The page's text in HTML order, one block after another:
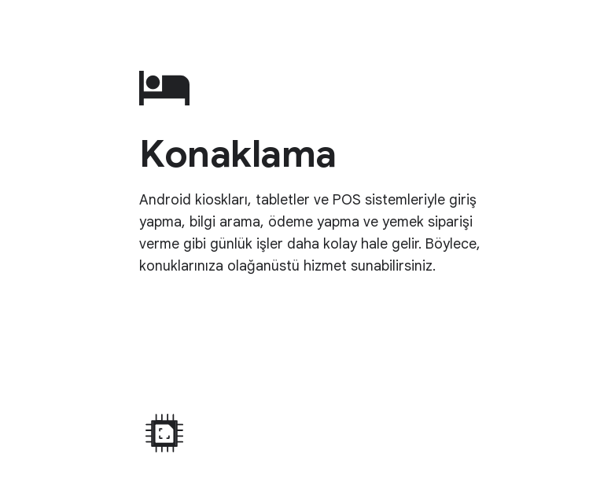
Konaklama
Android kioskları, tabletler ve POS sistemleriyle giriş
yapma, bilgi arama, ödeme yapma ve yemek siparişi
verme gibi günlük işler daha kolay hale gelir. Böylece,
konuklarınıza olağanüstü hizmet sunabilirsiniz.